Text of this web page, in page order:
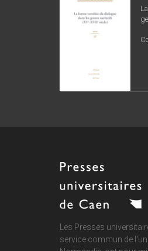
Les Presses
service commun de